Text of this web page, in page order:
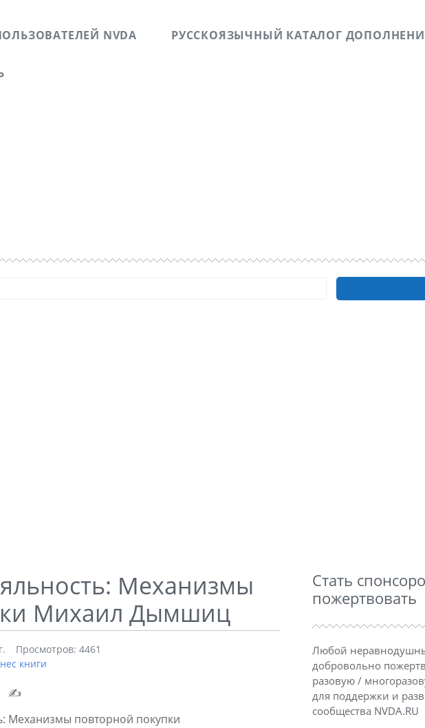
NVDA РУССКОЯЗЫЧНЫЙ КАТАЛОГ
Механизмы
Михаил Дымшиц
Просмотров: 4461
книги
✍
Механизмы повторной покупки
Стать
пожертвовать
Любой
добровольно
разовую /
для поддержки и
сообщества NVDA.RU